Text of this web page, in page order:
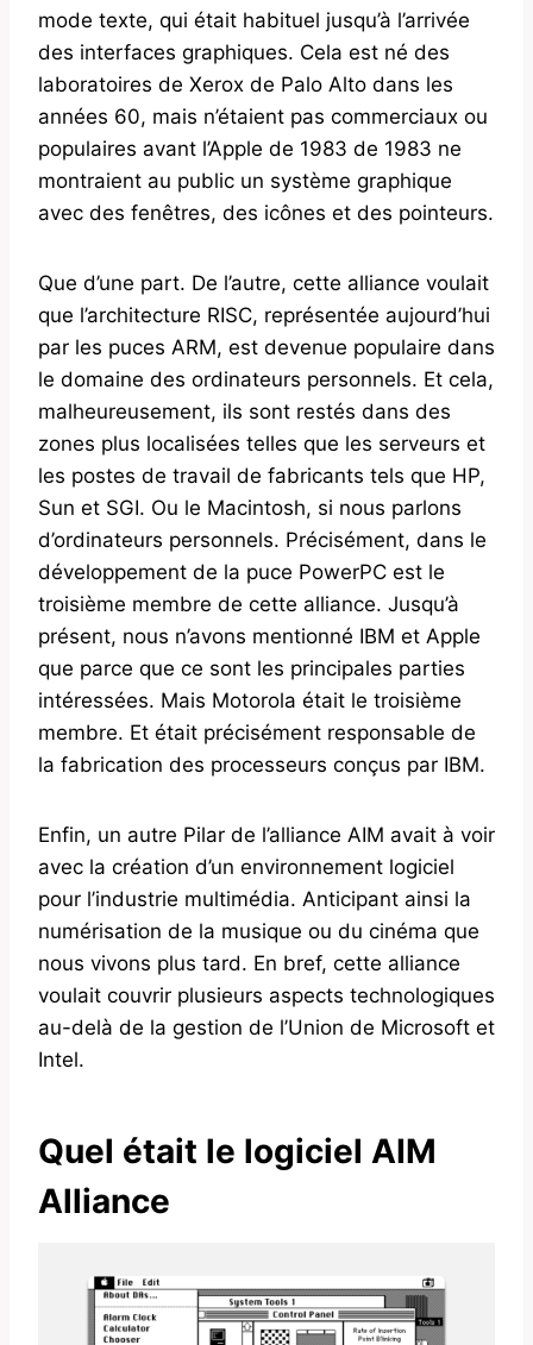
mode texte, qui était habituel jusqu’à l’arrivée
des interfaces graphiques. Cela est né des
laboratoires de Xerox de Palo Alto dans les
années 60, mais n’étaient pas commerciaux ou
populaires avant l’Apple de 1983 de 1983 ne
montraient au public un système graphique
avec des fenêtres, des icônes et des pointeurs.
Que d’une part. De l’autre, cette alliance voulait
que l’architecture RISC, représentée aujourd’hui
par les puces ARM, est devenue populaire dans
le domaine des ordinateurs personnels. Et cela,
malheureusement, ils sont restés dans des
zones plus localisées telles que les serveurs et
les postes de travail de fabricants tels que HP,
Sun et SGI. Ou le Macintosh, si nous parlons
d’ordinateurs personnels. Précisément, dans le
développement de la puce PowerPC est le
troisième membre de cette alliance. Jusqu’à
présent, nous n’avons mentionné IBM et Apple
que parce que ce sont les principales parties
intéressées. Mais Motorola était le troisième
membre. Et était précisément responsable de
la fabrication des processeurs conçus par IBM.
Enfin, un autre Pilar de l’alliance AIM avait à voir
avec la création d’un environnement logiciel
pour l’industrie multimédia. Anticipant ainsi la
numérisation de la musique ou du cinéma que
nous vivons plus tard. En bref, cette alliance
voulait couvrir plusieurs aspects technologiques
au-delà de la gestion de l’Union de Microsoft et
Intel.
Quel était le logiciel AIM
Alliance